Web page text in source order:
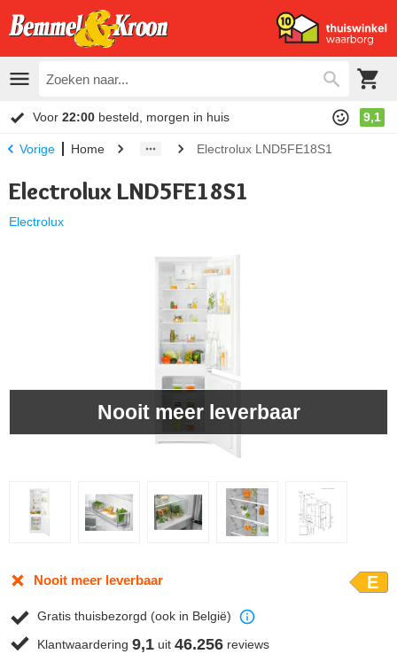
Voor 22:00 besteld, morgen in huis 9,1
Vorige Home Electrolux LND5FE18S1
Electrolux LND5FE18S1
Electrolux
Nooit meer leverbaar
Nooit meer leverbaar E
Gratis thuisbezorgd (ook in België)
Klantwaardering 9,1 uit 46.256 reviews